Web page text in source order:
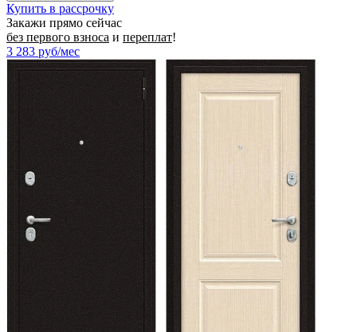
Купить в рассрочку
Закажи прямо сейчас
без первого взноса и переплат!
3 283 руб/мес